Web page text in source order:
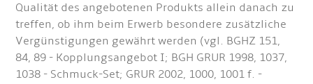
Qualität des angebotenen Produkts allein danach zu
treffen, ob ihm beim Erwerb besondere zusätzliche
Vergünstigungen gewährt werden (vgl. BGHZ 151,
84, 89 - Kopplungsangebot I; BGH GRUR 1998, 1037,
1038 - Schmuck-Set; GRUR 2002, 1000, 1001 f. -